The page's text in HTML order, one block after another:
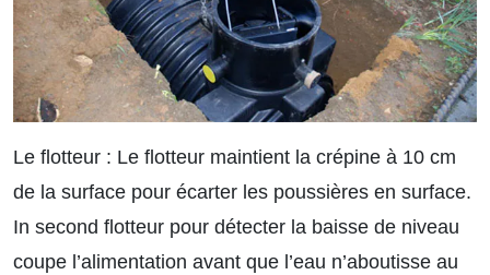
Le flotteur : Le flotteur maintient la crépine à 10 cm
de la surface pour écarter les poussières en surface.
In second flotteur pour détecter la baisse de niveau
coupe l’alimentation avant que l’eau n’aboutisse au